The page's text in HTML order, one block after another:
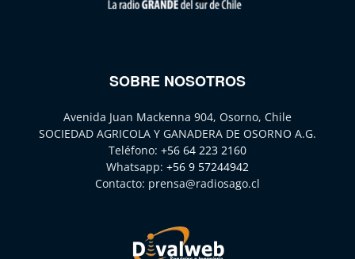
SOBRE NOSOTROS
Avenida Juan Mackenna 904, Osorno, Chile
SOCIEDAD AGRICOLA Y GANADERA DE OSORNO A.G.
Teléfono: +56 64 223 2160
Whatsapp: +56 9 57244942
Contacto: prensa@radiosago.cl